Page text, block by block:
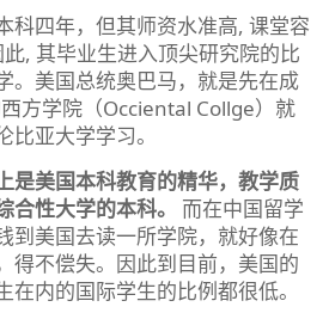
科四年，但其师资水准高, 课堂容
, 其毕业生进入顶尖研究院的比
。美国总统奥巴马，就是先在成
方学院（Occiental Collge）就
亚大学学习。
是美国本科教育的精华，教学质
合性大学的本科。
而在中国留学
到美国去读一所学院，就好像在
得不偿失。因此到目前，美国的
内的国际学生的比例都很低。